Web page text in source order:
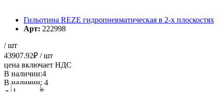
Гильотина REZE гидропневматическая в 2-х плоскостях
Арт: 222998
/ шт
43907.92₽ / шт
цена включает НДС
В наличии:4
В наличии: 4
- +